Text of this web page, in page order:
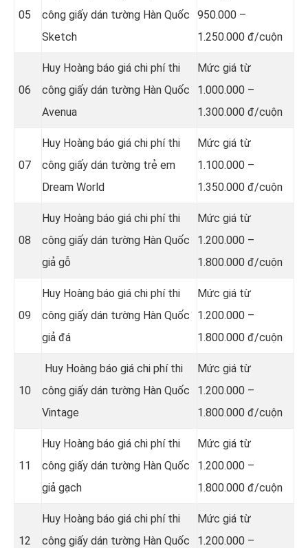
05
công giấy dán tường Hàn Quốc
Sketch
950.000 –
1.250.000 đ/cuộn
06
Huy Hoàng báo giá chi phí thi
công giấy dán tường Hàn Quốc
Avenua
Mức giá từ
1.000.000 –
1.300.000 đ/cuộn
07
Huy Hoàng báo giá chi phí thi
công giấy dán tường trẻ em
Dream World
Mức giá từ
1.100.000 –
1.350.000 đ/cuộn
08
Huy Hoàng báo giá chi phí thi
công giấy dán tường Hàn Quốc
giả gỗ
Mức giá từ
1.200.000 –
1.800.000 đ/cuộn
09
Huy Hoàng báo giá chi phí thi
công giấy dán tường Hàn Quốc
giả đá
Mức giá từ
1.200.000 –
1.800.000 đ/cuộn
10
Huy Hoàng báo giá chi phí thi
công giấy dán tường Hàn Quốc
Vintage
Mức giá từ
1.200.000 –
1.800.000 đ/cuộn
11
Huy Hoàng báo giá chi phí thi
công giấy dán tường Hàn Quốc
giả gạch
Mức giá từ
1.200.000 –
1.800.000 đ/cuộn
12
Huy Hoàng báo giá chi phí thi
công giấy dán tường Hàn Quốc
Mức giá từ
1.200.000 –